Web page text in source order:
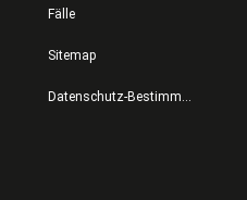
Industrielles tragbares
Fälle
Sitemap
Datenschutz-Bestimmungen